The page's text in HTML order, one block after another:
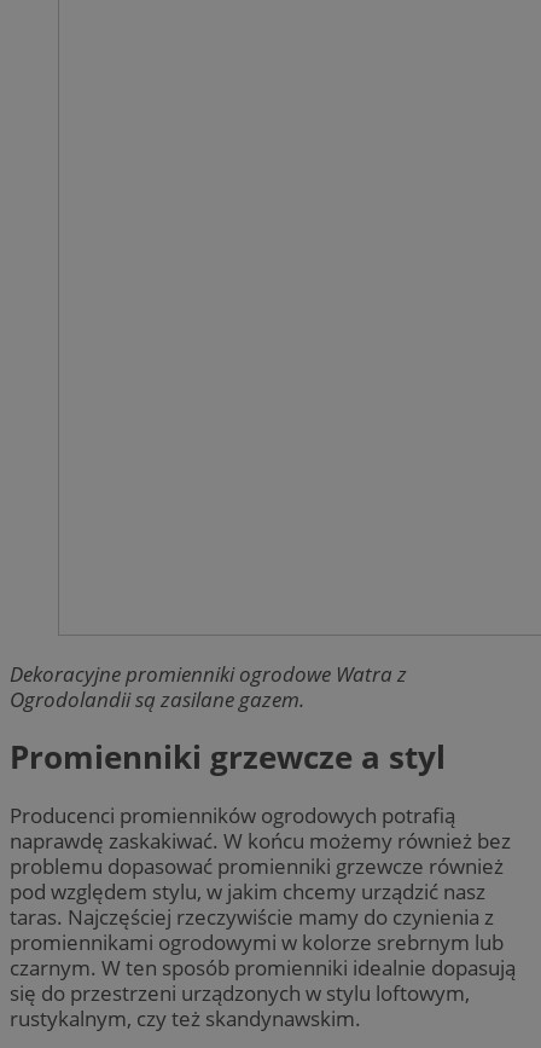
Dekoracyjne promienniki ogrodowe Watra z
Ogrodolandii są zasilane gazem.
Promienniki grzewcze a styl
Producenci promienników ogrodowych potrafią
naprawdę zaskakiwać. W końcu możemy również bez
problemu dopasować promienniki grzewcze również
pod względem stylu, w jakim chcemy urządzić nasz
taras. Najczęściej rzeczywiście mamy do czynienia z
promiennikami ogrodowymi w kolorze srebrnym lub
czarnym. W ten sposób promienniki idealnie dopasują
się do przestrzeni urządzonych w stylu loftowym,
rustykalnym, czy też skandynawskim.